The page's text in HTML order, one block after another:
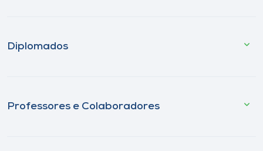
Diplomados
Professores e Colaboradores